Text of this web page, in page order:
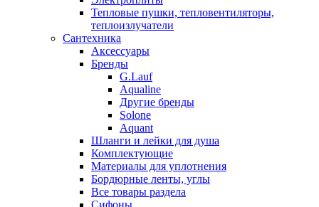
Тепловые пушки, тепловентиляторы,
теплоизлучатели
Сантехника
Аксессуары
Бренды
G.Lauf
Aqualine
Другие бренды
Solone
Aquant
Шланги и лейки для душа
Комплектующие
Материалы для уплотнения
Бордюрные ленты, углы
Все товары раздела
Сифоны